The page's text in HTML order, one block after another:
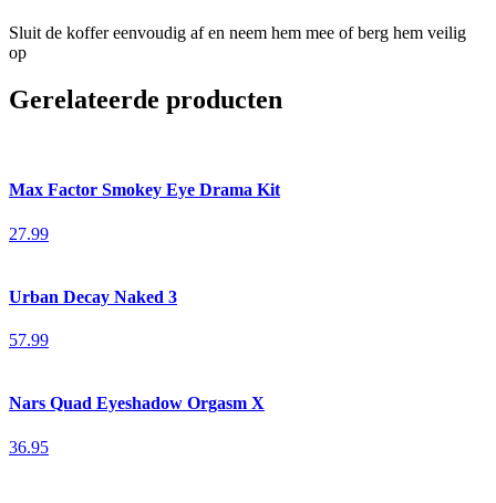
Sluit de koffer eenvoudig af en neem hem mee of berg hem veilig
op
Gerelateerde producten
Max Factor Smokey Eye Drama Kit
27.99
Urban Decay Naked 3
57.99
Nars Quad Eyeshadow Orgasm X
36.95